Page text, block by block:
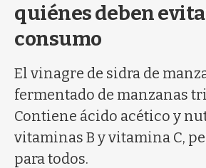
quiénes deben
consumo
El vinagre de sidra de
fermentado de manzanas
Contiene ácido acético y
vitaminas B y vitamina C,
para todos.